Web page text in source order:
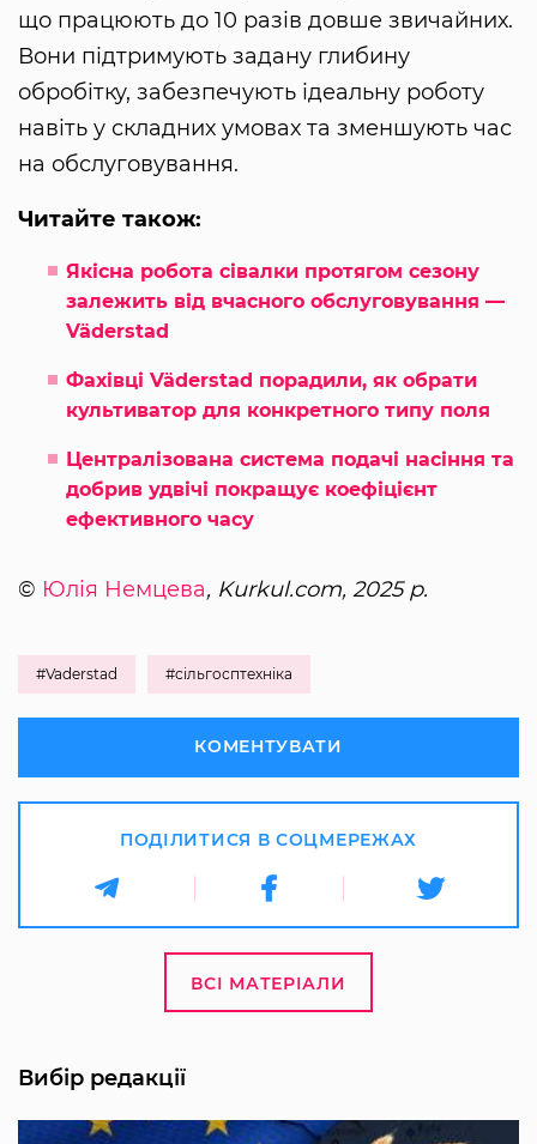
що працюють до 10 разів довше звичайних.
Вони підтримують задану глибину
обробітку, забезпечують ідеальну роботу
навіть у складних умовах та зменшують час
на обслуговування.
Читайте також:
Якісна робота сівалки протягом сезону
залежить від вчасного обслуговування —
Väderstad
Фахівці Väderstad порадили, як обрати
культиватор для конкретного типу поля
Централізована система подачі насіння та
добрив удвічі покращує коефіцієнт
ефективного часу
© Юлія Немцева, Kurkul.com, 2025 р.
#Vaderstad #сільгосптехніка
КОМЕНТУВАТИ
ПОДІЛИТИСЯ В СОЦМЕРЕЖАХ
ВСІ МАТЕРІАЛИ
Вибір редакції